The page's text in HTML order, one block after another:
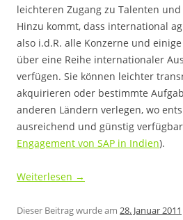
leichteren Zugang zu Talenten
Hinzu kommt, dass international
also i.d.R. alle Konzerne und
über eine Reihe internationaler
verfügen. Sie können leichter
akquirieren oder bestimmte
anderen Ländern verlegen, wo
ausreichend und günstig
Engagement von SAP in Indien).
Weiterlesen →
Dieser Beitrag wurde am 28. Januar 2011